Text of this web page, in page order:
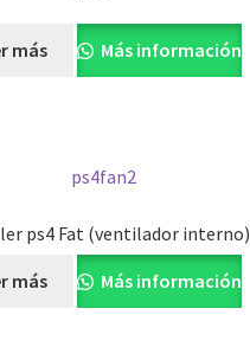
más Más información
ps4 Fat (ventilador interno)
más Más información